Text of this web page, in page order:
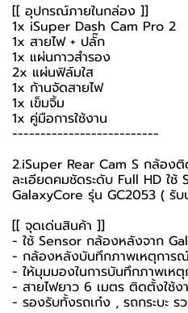
[[ อุปกรณ์ภายในกล่อง ]]
1x iSuper Dash Cam Pro 2
1x สายไฟ + ปลั๊ก
1x แผ่นกาวสำรอง
2x แผ่นฟิล์มใส
1x ก้านจัดสายไฟ
1x เข็มจิ้ม
1x คู่มือการใช้งาน
--------------------------
2.iSuper Rear Cam S กล้อง
ละเอียดคมชัดระดับ Full HD ใ
GalaxyCore รุ่น GC2053 ( รับ
[[ จุดเด่นสินค้า ]]
- ใช้ Sensor กล้องหลังจาก
- กล้องหลังบันทึกภาพเหตุการ
- ให้มุมมองในการบันทึกภาพเห
- สายไฟยาว 6 เมตร ติดตั้งใช้
- รองรับทั้งรถเก๋ง , รถกระบะ ร